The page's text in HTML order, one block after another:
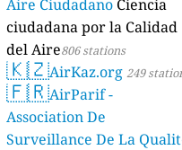
Aire Ciudadano Ciencia
ciudadana por la Calidad
del Aire806 stations
🇰🇿AirKaz.org 249
🇫🇷AirParif -
Association De
Surveillance De La